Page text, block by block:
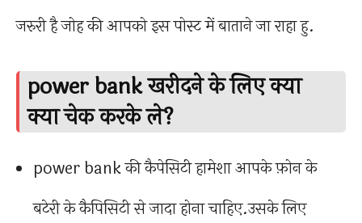
जरुरी है जोह की आपको इस पोस्ट में बाताने जा राहा हु.
power bank खरीदने के लिए क्या
क्या चेक करके ले?
power bank की कैपेसिटी हामेशा आपके फ़ोन के
बटेरी के कैपिसिटी से जादा होना चाहिए.उसके लिए